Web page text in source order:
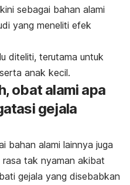
sebagai bahan alami
yang meneliti efek
diteliti, terutama untuk
anak kecil.
obat alami apa
gejala
bahan alami lainnya juga
tak nyaman akibat
gejala yang disebabkan